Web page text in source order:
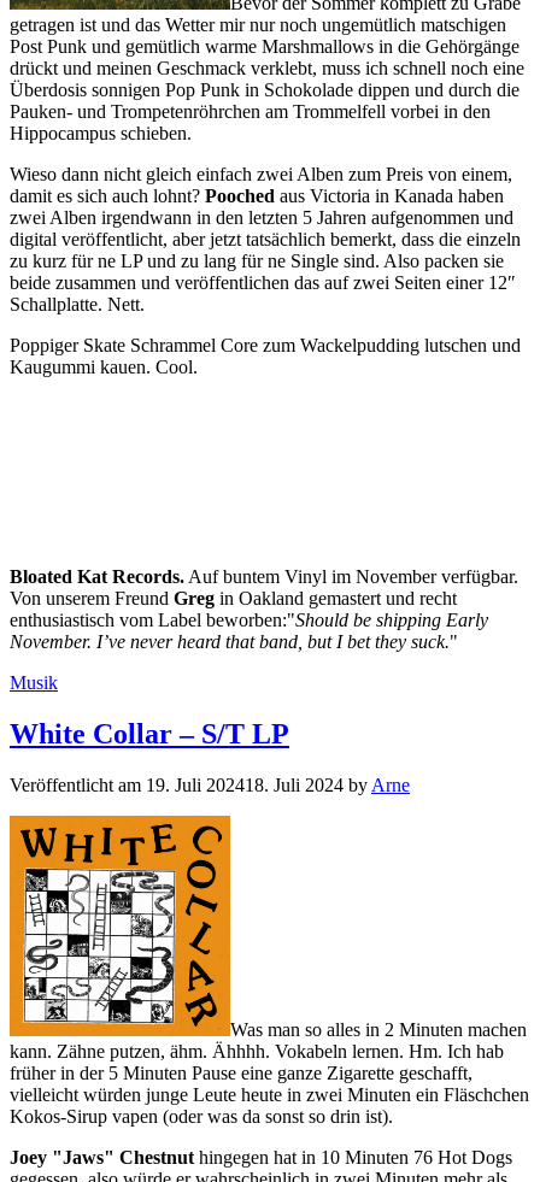
getragen ist und das Wetter mir nur noch ungemütlich matschigen
Post Punk und gemütlich warme Marshmallows in die Gehörgänge
drückt und meinen Geschmack verklebt, muss ich schnell noch eine
Überdosis sonnigen Pop Punk in Schokolade dippen und durch die
Pauken- und Trompetenröhrchen am Trommelfell vorbei in den
Hippocampus schieben.
Wieso dann nicht gleich einfach zwei Alben zum Preis von einem,
damit es sich auch lohnt? Pooched aus Victoria in Kanada haben
zwei Alben irgendwann in den letzten 5 Jahren aufgenommen und
digital veröffentlicht, aber jetzt tatsächlich bemerkt, dass die einzeln
zu kurz für ne LP und zu lang für ne Single sind. Also packen sie
beide zusammen und veröffentlichen das auf zwei Seiten einer 12″
Schallplatte. Nett.
Poppiger Skate Schrammel Core zum Wackelpudding lutschen und
Kaugummi kauen. Cool.
Bloated Kat Records.Auf buntem Vinyl im November verfügbar.
Von unserem Freund Greg in Oakland gemastert und recht
enthusiastisch vom Label beworben:"Should be shipping Early
November. I’ve never heard that band, but I bet they suck."
Kategorien
Musik
White Collar – S/T LP
Veröffentlicht am 19. Juli 202418. Juli 2024 by Arne
Was man so alles in 2 Minuten machen
kann. Zähne putzen, ähm. Ähhhh. Vokabeln lernen. Hm. Ich hab
früher in der 5 Minuten Pause eine ganze Zigarette geschafft,
vielleicht würden junge Leute heute in zwei Minuten ein Fläschchen
Kokos-Sirup vapen (oder was da sonst so drin ist).
Joey "Jaws" Chestnut hingegen hat in 10 Minuten 76 Hot Dogs